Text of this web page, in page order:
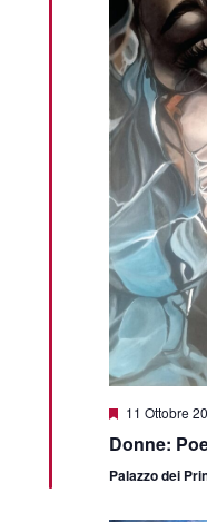
Segnalati
11 Ottobre
Donne:
Palazzo dei